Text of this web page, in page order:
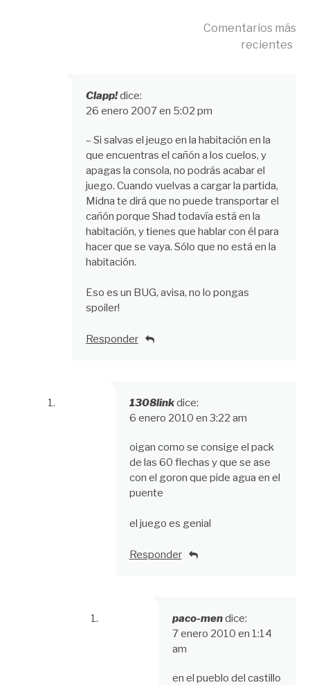
Navegación
comentarios
Comentarios más
recientes
Clapp!dice:
26 enero 2007 en 5:02 pm
– Si salvas el jeugo en la habitación en la
que encuentras el cañón a los cuelos, y
apagas la consola, no podrás acabar el
juego. Cuando vuelvas a cargar la partida,
Midna te dirá que no puede transportar el
cañón porque Shad todavía está en la
habitación, y tienes que hablar con él para
hacer que se vaya. Sólo que no está en la
habitación.
Eso es un BUG, avisa, no lo pongas
spoiler!
Responder
1308linkdice:
6 enero 2010 en 3:22 am
oigan como se consige el pack
de las 60 flechas y que se ase
con el goron que pide agua en el
puente
el juego es genial
Responder
paco-mendice:
7 enero 2010 en 1:14
am
en el pueblo del castillo